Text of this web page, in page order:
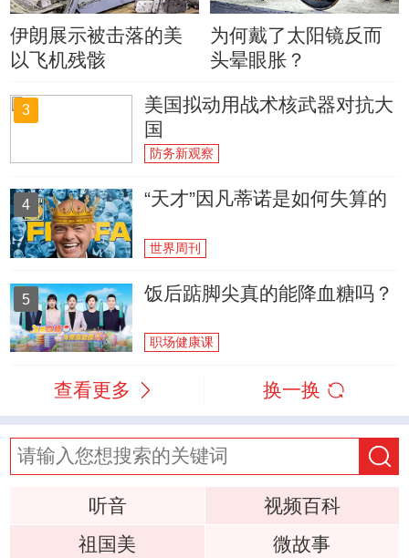
伊朗展示被击落的美
以飞机残骸
为何戴了太阳镜反而
头晕眼胀？
3
美国拟动用战术核武器对抗大
国
防务新观察
4 “天才”因凡蒂诺是如何失算的
世界周刊
5 饭后踮脚尖真的能降血糖吗？
职场健康课
查看更多 换一换
听音
视频百科
祖国美
微故事